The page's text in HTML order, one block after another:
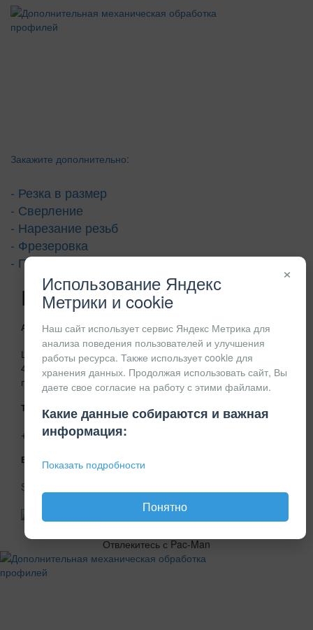
Закажите дополнительно:
- Резка в размер
- Сверление
- Нарезание резьб
- Фрезеровка
- Покраска
Наши контакты
Адрес
Центральный офис в г.Челябинске
454084, Челябинск,
пр. Победы, д. 160, оф 427а
Телефон
+7 351 248-24-36
E-mail
SALE@RSI-LLC.RU
Отвлекитесь с Pac-Man
×
Использование Яндекс
Метрики и cookie
Наш сайт использует сервис Яндекс Метрика для
анализа поведения пользователей и улучшения
работы ресурса. Также использует cookie для
хранения данных. Продолжая использовать сайт, Вы
даете свое согласие на работу с этими файлами.
Какие данные собираются и важная
информация:
Показать подробности
Понятно